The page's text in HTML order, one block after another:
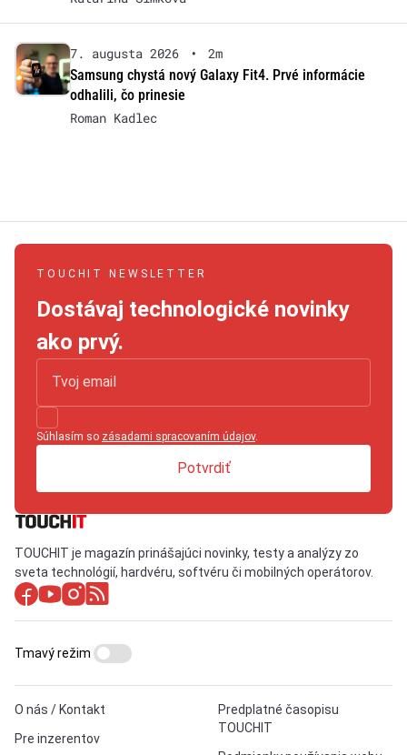
7. augusta 2026 •
2m
Samsung chystá nový Galaxy Fit4. Prvé informácie
odhalili, čo prinesie
Roman Kadlec
TOUCHIT NEWSLETTER
Dostávaj technologické novinky
ako prvý.
Súhlasím so zásadami spracovaním údajov.
Potvrdiť
TOUCHIT je magazín prinášajúci novinky, testy a analýzy zo
sveta technológií, hardvéru, softvéru či mobilných operátorov.
O nás / Kontakt
Pre inzerentov
Predplatné časopisu
TOUCHIT
Tmavý režim